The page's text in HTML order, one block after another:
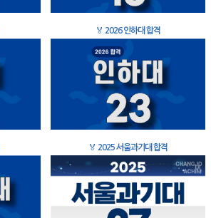
🏅 2026 인하대 합격
🏅 2025 서울과기대 합격